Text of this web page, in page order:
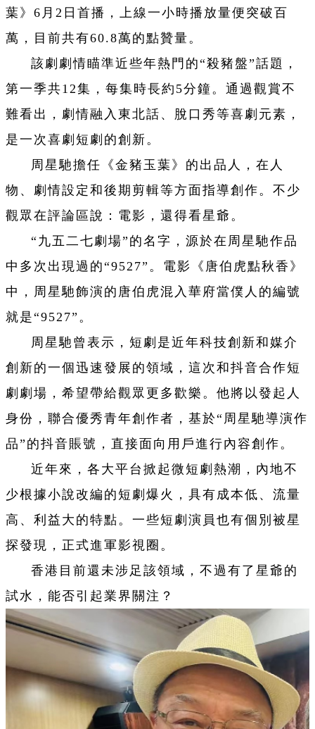
葉》6月2日首播，上線一小時播放量便突破百
萬，目前共有60.8萬的點贊量。
該劇劇情瞄準近些年熱門的“殺豬盤”話題，
第一季共12集，每集時長約5分鐘。通過觀賞不
難看出，劇情融入東北話、脫口秀等喜劇元素，
是一次喜劇短劇的創新。
周星馳擔任《金豬玉葉》的出品人，在人
物、劇情設定和後期剪輯等方面指導創作。不少
觀眾在評論區說：電影，還得看星爺。
“九五二七劇場”的名字，源於在周星馳作品
中多次出現過的“9527”。電影《唐伯虎點秋香》
中，周星馳飾演的唐伯虎混入華府當僕人的編號
就是“9527”。
周星馳曾表示，短劇是近年科技創新和媒介
創新的一個迅速發展的領域，這次和抖音合作短
劇劇場，希望帶給觀眾更多歡樂。他將以發起人
身份，聯合優秀青年創作者，基於“周星馳導演作
品”的抖音賬號，直接面向用戶進行內容創作。
近年來，各大平台掀起微短劇熱潮，內地不
少根據小說改編的短劇爆火，具有成本低、流量
高、利益大的特點。一些短劇演員也有個別被星
探發現，正式進軍影視圈。
香港目前還未涉足該領域，不過有了星爺的
試水，能否引起業界關注？